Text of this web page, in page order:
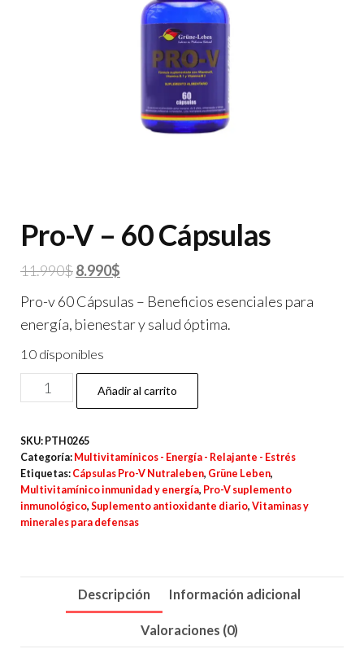
Pro-V – 60 Cápsulas
11.990$El
precio
original
11.990$.
8.990$
precio
Pro-v 60 Cápsulas – Beneficios esenciales para
energía, bienestar y salud óptima.
10 disponibles
Pro-
V
60
Cápsulas
cantidad
Añadir al carrito
SKU: PTH0265
Categoría: Multivitamínicos - Energía - Relajante - Estrés
Etiquetas: Cápsulas Pro-V Nutraleben, Grüne Leben,
Multivitamínico inmunidad y energía, Pro-V suplemento
inmunológico, Suplemento antioxidante diario, Vitaminas y
minerales para defensas
Descripción Información adicional
Valoraciones (0)